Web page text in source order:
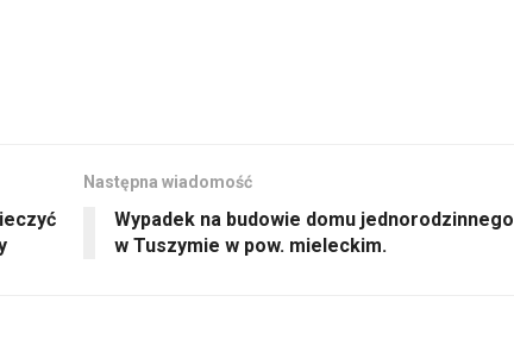
Następna wiadomość
Wypadek na budowie domu jednorodzinnego
w Tuszymie w pow. mieleckim.